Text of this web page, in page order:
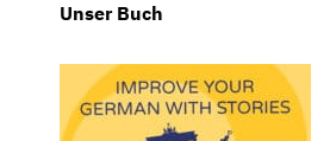
Unser Buch